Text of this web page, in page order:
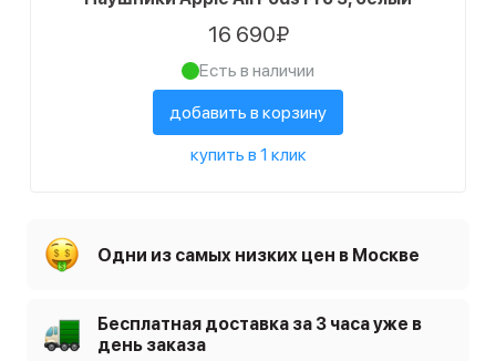
16 690₽
Есть в наличии
добавить в корзину
купить в 1 клик
Одни из самых низких цен в Москве
Бесплатная доставка за 3 часа уже в
день заказа